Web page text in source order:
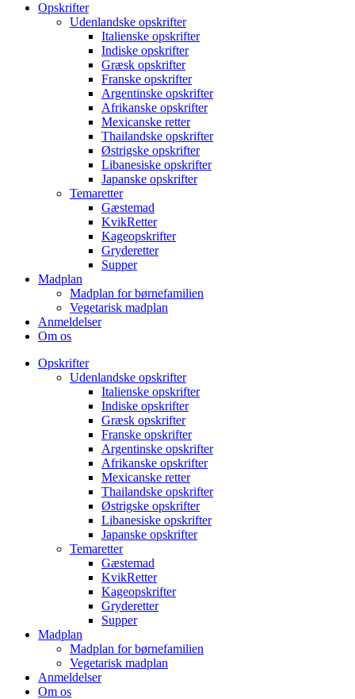
Opskrifter
Udenlandske opskrifter
Italienske opskrifter
Indiske opskrifter
Græsk opskrifter
Franske opskrifter
Argentinske opskrifter
Afrikanske opskrifter
Mexicanske retter
Thailandske opskrifter
Østrigske opskrifter
Libanesiske opskrifter
Japanske opskrifter
Temaretter
Gæstemad
KvikRetter
Kageopskrifter
Gryderetter
Supper
Madplan
Madplan for børnefamilien
Vegetarisk madplan
Anmeldelser
Om os
Opskrifter
Udenlandske opskrifter
Italienske opskrifter
Indiske opskrifter
Græsk opskrifter
Franske opskrifter
Argentinske opskrifter
Afrikanske opskrifter
Mexicanske retter
Thailandske opskrifter
Østrigske opskrifter
Libanesiske opskrifter
Japanske opskrifter
Temaretter
Gæstemad
KvikRetter
Kageopskrifter
Gryderetter
Supper
Madplan
Madplan for børnefamilien
Vegetarisk madplan
Anmeldelser
Om os